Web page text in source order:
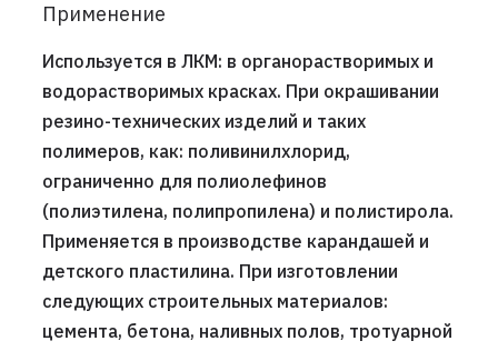
Применение
Используется в ЛКМ: в органорастворимых и
водорастворимых красках. При окрашивании
резино-технических изделий и таких
полимеров, как: поливинилхлорид,
ограниченно для полиолефинов
(полиэтилена, полипропилена) и полистирола.
Применяется в производстве карандашей и
детского пластилина. При изготовлении
следующих строительных материалов:
цемента, бетона, наливных полов, тротуарной